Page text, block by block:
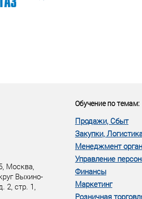
Москва,
Выхино-
2, стр. 1,
Обучение по темам:
Продажи, Сбыт
Закупки,
Менеджмент
Управление
Финансы
Маркетинг
Розничная